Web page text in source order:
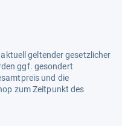
geltender gesetzlicher
ggf. gesondert
und die
zum Zeitpunkt des